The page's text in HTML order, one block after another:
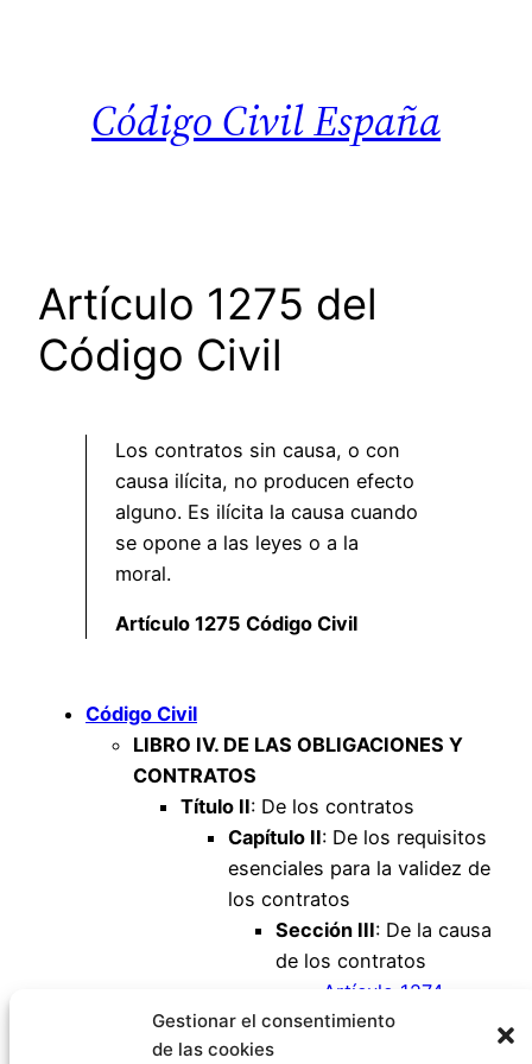
Gestionar el consentimiento
de las cookies
Código Civil España
Artículo 1275 del
Código Civil
Los contratos sin causa, o con
causa ilícita, no producen efecto
alguno. Es ilícita la causa cuando
se opone a las leyes o a la
moral.
Artículo 1275 Código Civil
Código Civil
LIBRO IV. DE LAS OBLIGACIONES Y
CONTRATOS
Título II: De los contratos
Capítulo II: De los requisitos
esenciales para la validez de
los contratos
Sección III: De la causa
de los contratos
Artículo 1274
Artículo 1275